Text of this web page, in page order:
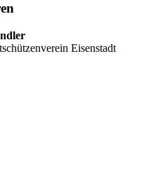
Eisenstadt